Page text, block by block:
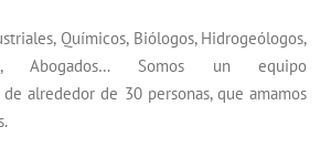
Químicos, Biólogos, Hidrogeólogos,
Abogados… Somos un equipo
alrededor de 30 personas, que amamos